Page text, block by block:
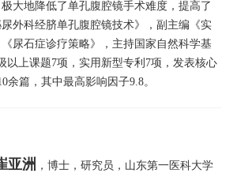
大地降低了单孔腹腔镜手术难度，提高了
外科经脐单孔腹腔镜技术》，副主编《实
尿石症诊疗策略》，主持国家自然科学基
以上课题7项，实用新型专利7项，发表核心
余篇，其中最高影响因子9.8。
亚洲 ，博士，研究员，山东第一医科大学